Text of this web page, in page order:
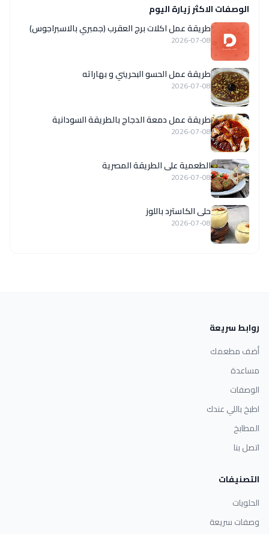
الوصفات الاكثر زيارة اليوم
طريقة عمل اكلات برج العقرب (جمبري بالاسبراجوس)
2026-07-08
طريقة عمل الحسو البحريني و بهاراته
2026-07-08
طريقة عمل دمعة الدجاج بالطريقة السودانية
2026-07-08
الطعمية على الطريقة المصرية
2026-07-08
حلى الكاسترد باللوز
2026-07-08
روابط سريعة
أضف مطعمك
مساعدة
الوصفات
اطبخ باللي عندك
المطابخ
اتصل بنا
التصنيفات
الحلويات
وصفات سريعة